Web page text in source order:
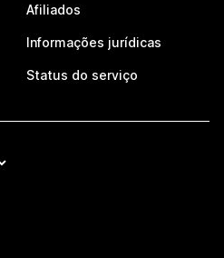
Afiliados
Informações jurídicas
Status do serviço